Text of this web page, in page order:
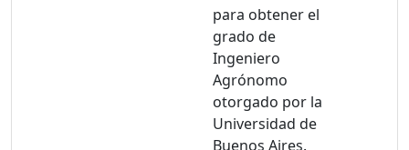
para obtener el
grado de
Ingeniero
Agrónomo
otorgado por la
Universidad de
Buenos Aires.